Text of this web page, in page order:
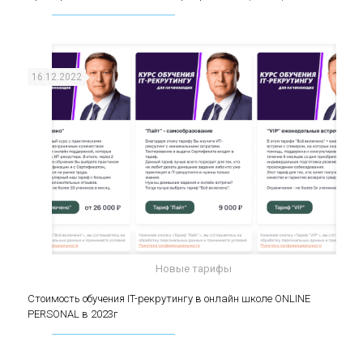
Стоимость обучения IT-рекрутингу в онлайн
Новые тарифы
16.12.2022
Стоимость обучения IT-рекрутингу в онлайн школе ONLINE
PERSONAL в 2023г